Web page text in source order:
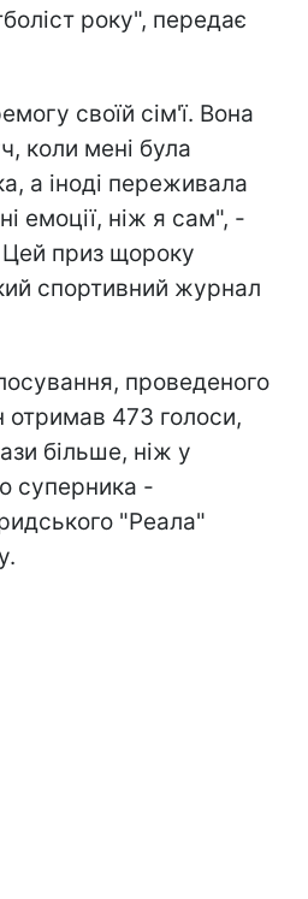
року", передає
своїй сім'ї. Вона
коли мені була
а іноді переживала
емоції, ніж я сам", -
Цей приз щороку
спортивний журнал
проведеного
отримав 473 голоси,
більше, ніж у
суперника -
"Реала"